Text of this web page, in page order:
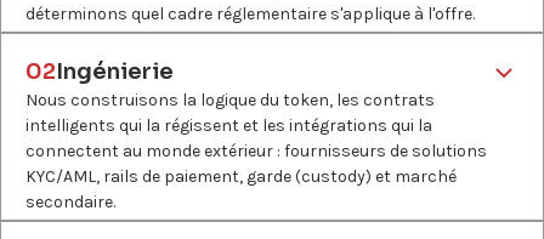
déterminons quel cadre réglementaire s'applique à l'offre.
Quoi ?
Évaluation de l'actif, sélection de la structure juridique, analyse
de la juridiction, conception de la tokenomics, cartographie du
parcours de conformité.
Pourquoi
Nous choisissons la structure juridique appropriée,
définissons les droits économiques du token et confirmons
02Ingénierie
Nous construisons la logique du token, les contrats
intelligents qui la régissent et les intégrations qui la
connectent au monde extérieur : fournisseurs de solutions
KYC/AML, rails de paiement, garde (custody) et marché
secondaire.
Quoi ?